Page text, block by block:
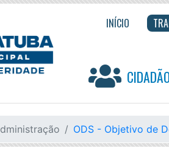
INÍCIO
ODS - Objetivo de